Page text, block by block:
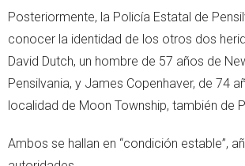
Posteriormente, la Policía Estatal de
conocer la identidad de los otros dos
David Dutch, un hombre de 57 años de
Pensilvania, y James Copenhaver, de 74
localidad de Moon Township, también de
Ambos se hallan en “condición estable”,